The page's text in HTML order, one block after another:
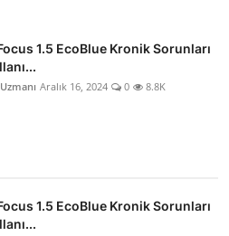
1.5 EcoBlue Kronik Sorunları
Aralık 16, 2024 0 8.8K
1.5 EcoBlue Kronik Sorunları